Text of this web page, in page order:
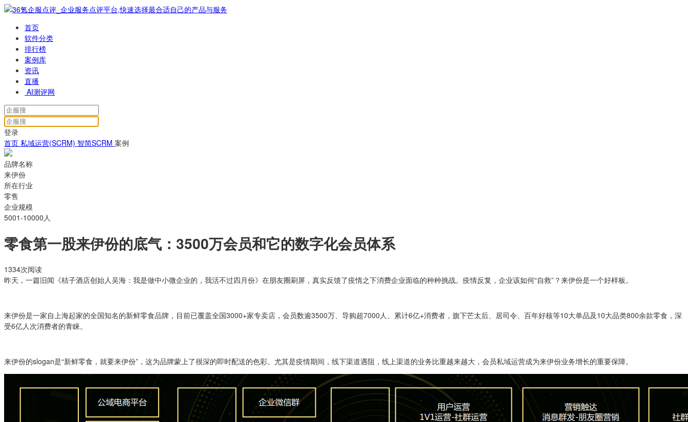
首页
软件分类
排行榜
案例库
资讯
直播
AI测评网
登录
首页 私域运营(SCRM) 智简SCRM 案例
品牌名称
来伊份
所在行业
零售
企业规模
5001-10000人
零食第一股来伊份的底气：3500万会员和它的数字化会员体系
1334次阅读
昨天，一篇旧闻《桔子酒店创始人吴海：我是做中小微企业的，我活不过四月份》在朋友圈刷屏，真实反馈了疫情之下消费企业面临的种种挑战。疫情反复，企业该如何“自救”？来伊份是一个好样板。
来伊份是一家自上海起家的全国知名的新鲜零食品牌，目前已覆盖全国3000+家专卖店，会员数逾3500万、导购超7000人、累计6亿+消费者，旗下芒太后、居司令、百年好核等10大单品及10大品类800余款零食，深
受6亿人次消费者的青睐。
来伊份的slogan是“新鲜零食，就要来伊份”，这为品牌蒙上了很深的即时配送的色彩。尤其是疫情期间，线下渠道遇阻，线上渠道的业务比重越来越大，会员私域运营成为来伊份业务增长的重要保障。